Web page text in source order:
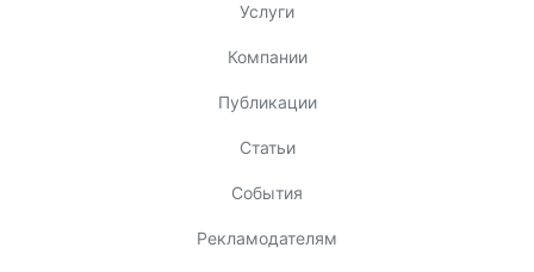
Услуги
Компании
Публикации
Статьи
События
Рекламодателям